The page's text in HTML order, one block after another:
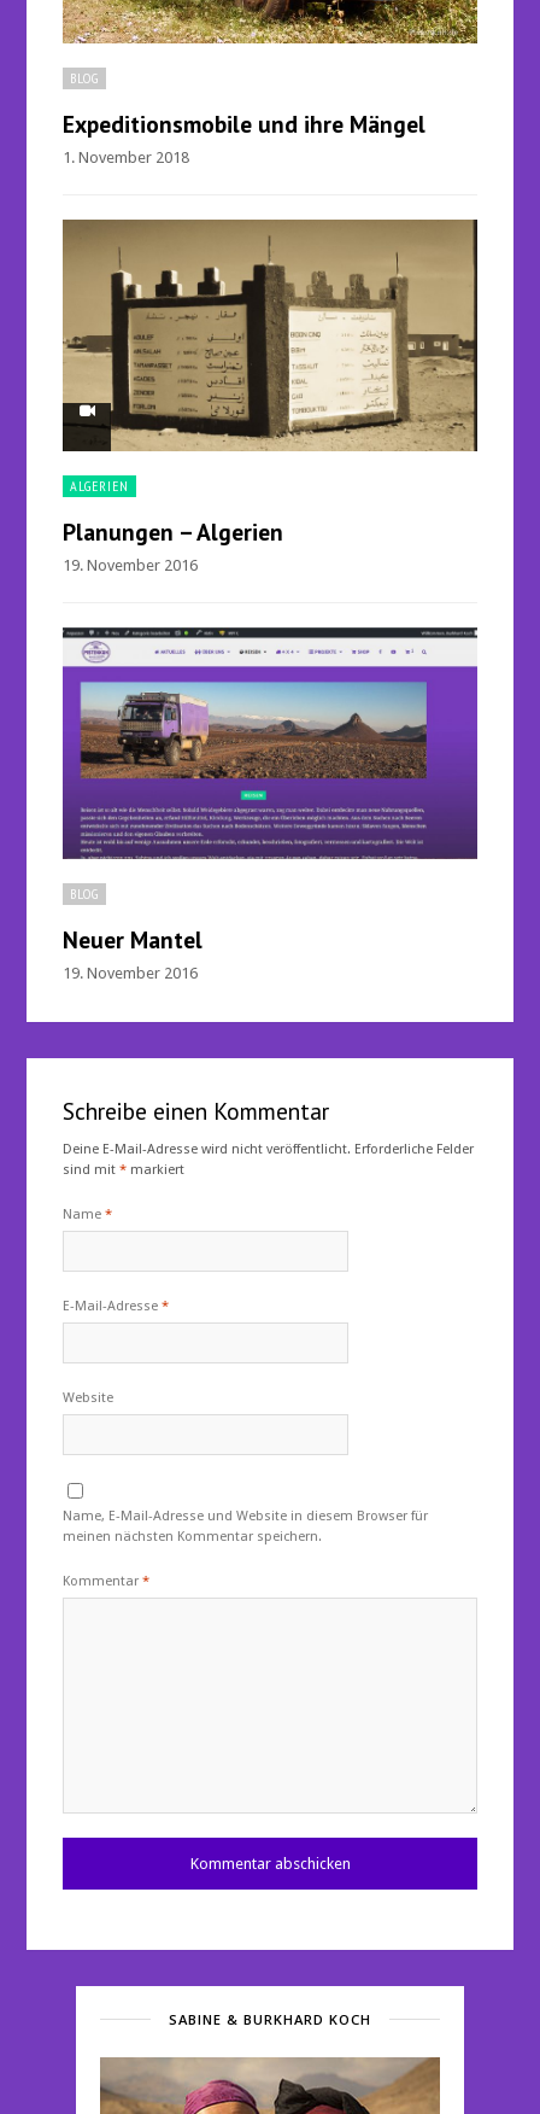
BLOG
Expeditionsmobile und ihre Mängel
1. November 2018
ALGERIEN
Planungen – Algerien
19. November 2016
BLOG
Neuer Mantel
19. November 2016
Schreibe einen Kommentar
Deine E-Mail-Adresse wird nicht veröffentlicht. Erforderliche Felder
sind mit* markiert
Name*
E-Mail-Adresse*
Website
Name, E-Mail-Adresse und Website in diesem Browser für
meinen nächsten Kommentar speichern.
Kommentar*
SABINE & BURKHARD KOCH